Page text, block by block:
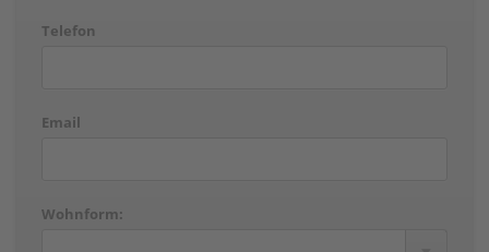
Telefon
Email
Wohnform: